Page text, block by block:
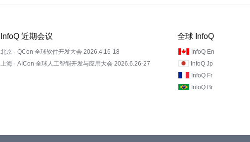
InfoQ 近期会议
北京 · QCon 全球软件开发大会 2026.4.16-18
上海 · AICon 全球人工智能开发与应用大会 2026.6.26-27
全球 InfoQ
InfoQ En
InfoQ Jp
InfoQ Fr
InfoQ Br